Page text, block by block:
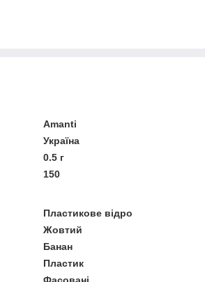
Amanti
Україна
0.5 г
150
Пластикове відро
Жовтий
Банан
Пластик
Фасовані